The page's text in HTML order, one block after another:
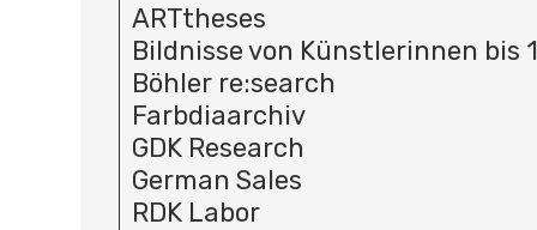
ARTtheses
Bildnisse von Künstlerinnen bis
Böhler re:search
Farbdiaarchiv
GDK Research
German Sales
RDK Labor